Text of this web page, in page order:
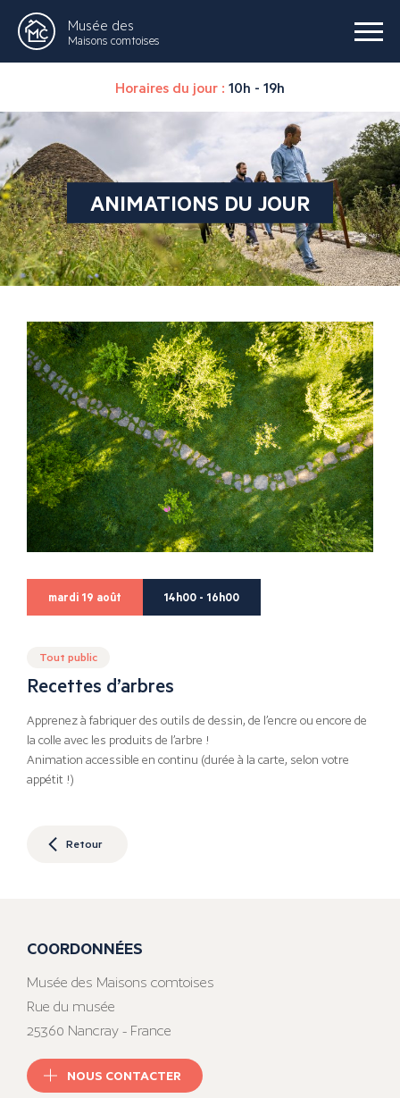
Musée des
Maisons comtoises
Horaires du jour : 10h - 19h
ANIMATIONS DU JOUR
mardi 19 août 14h00 - 16h00
Tout public
Recettes d’arbres
Apprenez à fabriquer des outils de dessin, de l’encre ou encore de
la colle avec les produits de l’arbre !
Animation accessible en continu (durée à la carte, selon votre
appétit !)
Retour
COORDONNÉES
Musée des Maisons comtoises
Rue du musée
25360 Nancray - France
NOUS CONTACTER